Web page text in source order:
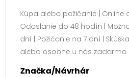
Kúpa alebo požičanie | Online
Odoslanie do 48 hodín |
dní | Požičanie na 7 dní |
alebo osobne u nás zadarmo
Značka/Návrhár